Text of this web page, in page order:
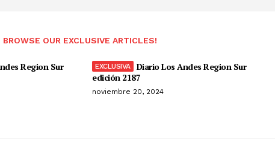
BROWSE OUR EXCLUSIVE ARTICLES!
Region Sur
Diario Los Andes Region Sur
edición 2187
noviembre 20, 2024